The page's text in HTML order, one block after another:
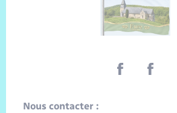
Nous contacter :